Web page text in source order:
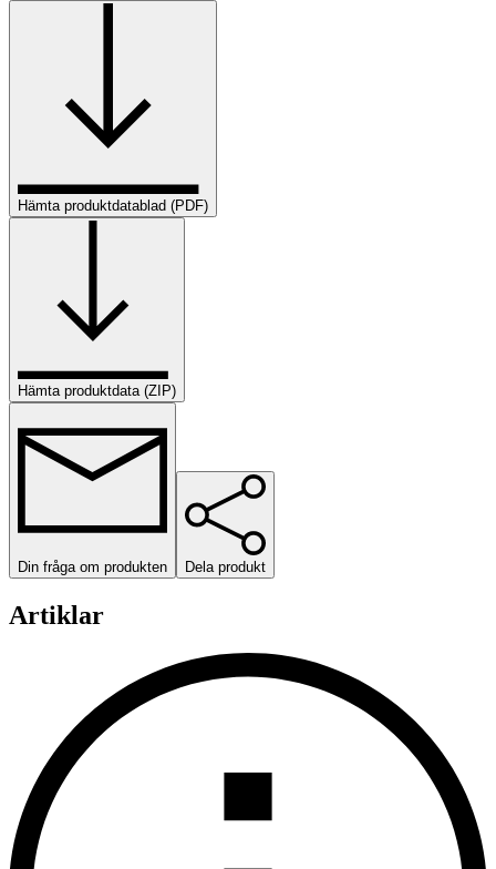
Hämta produktdatablad (PDF)
Hämta produktdata (ZIP)
Din fråga om produkten Dela produkt
Artiklar